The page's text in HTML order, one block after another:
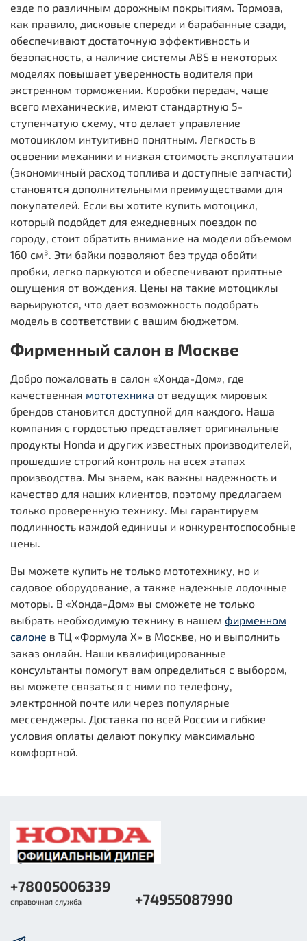
езде по различным дорожным покрытиям. Тормоза,
как правило, дисковые спереди и барабанные сзади,
обеспечивают достаточную эффективность и
безопасность, а наличие системы ABS в некоторых
моделях повышает уверенность водителя при
экстренном торможении. Коробки передач, чаще
всего механические, имеют стандартную 5-
ступенчатую схему, что делает управление
мотоциклом интуитивно понятным. Легкость в
освоении механики и низкая стоимость эксплуатации
(экономичный расход топлива и доступные запчасти)
становятся дополнительными преимуществами для
покупателей. Если вы хотите купить мотоцикл,
который подойдет для ежедневных поездок по
городу, стоит обратить внимание на модели объемом
160 см³. Эти байки позволяют без труда обойти
пробки, легко паркуются и обеспечивают приятные
ощущения от вождения. Цены на такие мотоциклы
варьируются, что дает возможность подобрать
модель в соответствии с вашим бюджетом.
Фирменный салон в Москве
Добро пожаловать в салон «Хонда-Дом», где
качественная мототехника от ведущих мировых
брендов становится доступной для каждого. Наша
компания с гордостью представляет оригинальные
продукты Honda и других известных производителей,
прошедшие строгий контроль на всех этапах
производства. Мы знаем, как важны надежность и
качество для наших клиентов, поэтому предлагаем
только проверенную технику. Мы гарантируем
подлинность каждой единицы и конкурентоспособные
цены.
Вы можете купить не только мототехнику, но и
садовое оборудование, а также надежные лодочные
моторы. В «Хонда-Дом» вы сможете не только
выбрать необходимую технику в нашем фирменном
салоне в ТЦ «Формула Х» в Москве, но и выполнить
заказ онлайн. Наши квалифицированные
консультанты помогут вам определиться с выбором,
вы можете связаться с ними по телефону,
электронной почте или через популярные
мессенджеры. Доставка по всей России и гибкие
условия оплаты делают покупку максимально
комфортной.
+78005006339
справочная служба +74955087990